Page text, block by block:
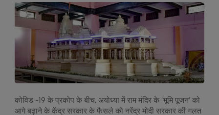
कोविड -19 के प्रकोप के बीच, अयोध्या में राम मंदिर के ‘भूमि पूजन’ को
आगे बढ़ाने के केंद्र सरकार के फैसले को नरेंद्र मोदी सरकार की गलत